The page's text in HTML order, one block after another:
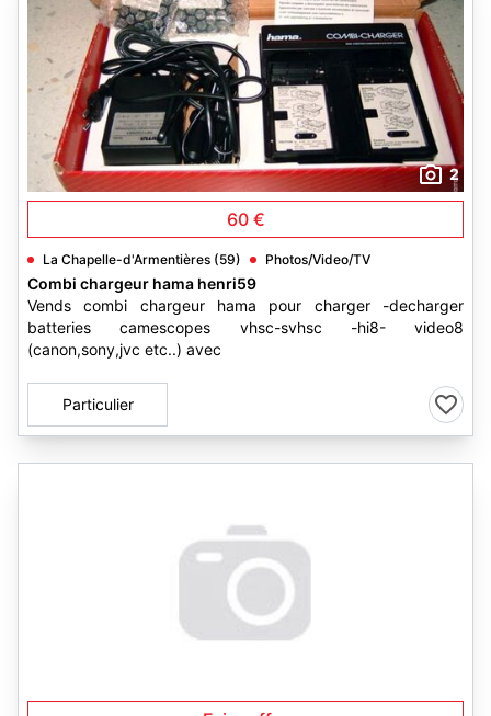
2
60 €
La Chapelle-d'Armentières (59) Photos/Video/TV
Combi chargeur hama henri59
Vends combi chargeur hama pour charger -decharger
batteries camescopes vhsc-svhsc -hi8- video8
(canon,sony,jvc etc..) avec
Particulier